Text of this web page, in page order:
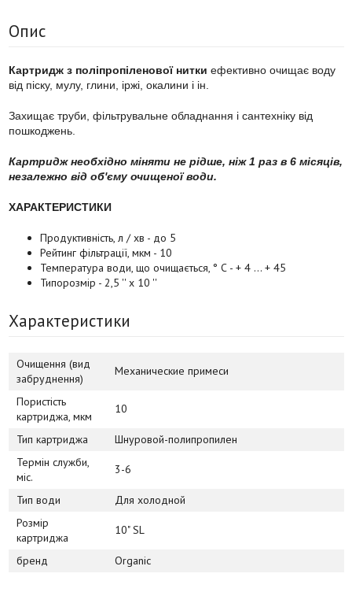
Опис
Картридж з поліпропіленової нитки ефективно очищає воду
від піску, мулу, глини, іржі, окалини і ін.
Захищає труби, фільтрувальне обладнання і сантехніку від
пошкоджень.
Картридж необхідно міняти не рідше, ніж 1 раз в 6 місяців,
незалежно від об'єму очищеної води.
ХАРАКТЕРИСТИКИ
Продуктивність, л / хв - до 5
Рейтинг фільтрації, мкм - 10
Температура води, що очищається, ° С - + 4 ... + 45
Типорозмір - 2,5 '' х 10 ''
Характеристики
Очищення (вид
забруднення)
Механические примеси
Пористість
картриджа, мкм
10
Тип картриджа
Шнуровой-полипропилен
Термін служби,
міс.
3-6
Тип води
Для холодной
Розмір
картриджа
10" SL
бренд Organic